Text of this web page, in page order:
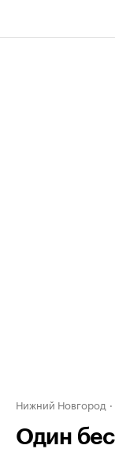
Нижний Новгород
Один